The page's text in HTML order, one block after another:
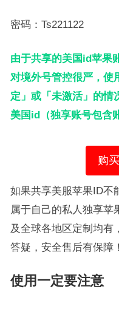
密码：Ts221122
由于共享的美国id苹果
对境外号管控很严，使
定」或「未激活」的情
美国id（独享账号包含
购
如果共享美服苹果ID不
属于自己的私人独享苹
及全球各地区定制均有
答疑，安全售后有保障
使用一定要注意